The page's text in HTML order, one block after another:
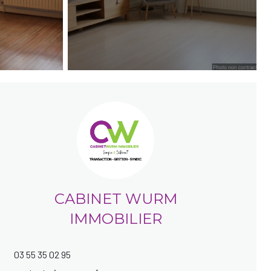
CABINET WURM
IMMOBILIER
03 55 35 02 95